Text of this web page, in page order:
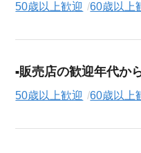
50歳以上歓迎 60歳以上
販売店の歓迎年代か
50歳以上歓迎 60歳以上